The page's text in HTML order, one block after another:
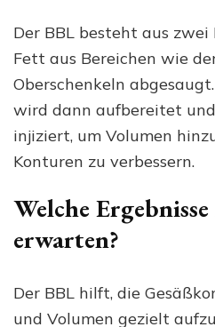
Der BBL besteht aus
Fett aus Bereichen wie
Oberschenkeln
wird dann aufbereitet
injiziert, um Volumen
Konturen zu verbessern.
Welche
erwarten?
Der BBL hilft, die
und Volumen gezielt